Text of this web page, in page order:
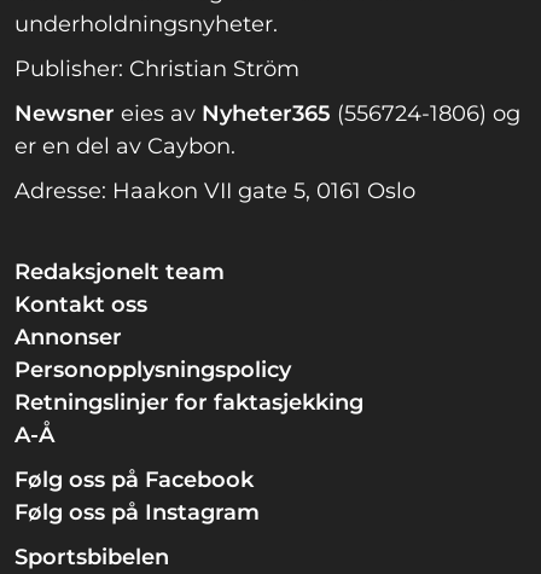
underholdningsnyheter.
Publisher: Christian Ström
Newsner eies av Nyheter365 (556724-1806) og
er en del av Caybon.
Adresse: Haakon VII gate 5, 0161 Oslo
Redaksjonelt team
Kontakt oss
Annonser
Personopplysningspolicy
Retningslinjer for faktasjekking
A-Å
Følg oss på Facebook
Følg oss på Instagram
Sportsbibelen